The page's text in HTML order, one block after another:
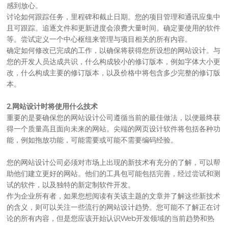
感到放心。
讨论如何跟踪任务，里程碑和截止日期。您的项目管理和通讯应集中
且可跟踪。追逐文件和更新进度会浪费大量时间。确定要使用的软件
等。尝试定义一个中心枢纽来管理与项目相关的所有内容。
确定如何修改已完成的工作，以确保将获得您所设想的网站设计。与
您的开发人员达成共识，什么构成较小的修订版本，例如字体大小更
改，什么构成主要的修订版本，以及价格中将包含多少完整的修订版
本。
2.网站设计时将使用什么技术
重要的是要确保您的网站设计公司遵循当前的最佳做法，以便最终获
得一个质量高且面向未来的网站。尖端的网页设计软件将包括各种功
能，例如拖放功能，可能需要或可能不需要编码经验。
您的网站设计公司必须对市场上出现的新技术有充分的了解，可以帮
助他们建立更好的网站。他们的工具包可能包括完善，经过尝试和测
试的软件，以及独特的新定制软件开发。
作为企业所有者，如果您想阅读有关该主题的文章并了解这些新技术
的含义，则可以关注一些流行的网站设计趋势。您可能不了解正在讨
论的所有内容，但是您应该开始认识Web开发领域的当前趋势和热